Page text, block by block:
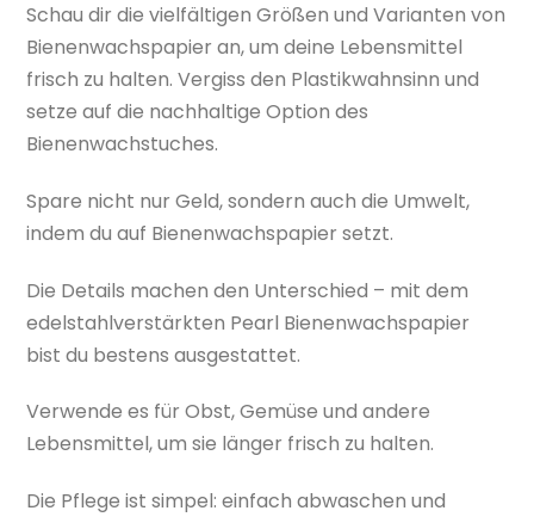
Schau dir die vielfältigen Größen und Varianten von
Bienenwachspapier an, um deine Lebensmittel
frisch zu halten. Vergiss den Plastikwahnsinn und
setze auf die nachhaltige Option des
Bienenwachstuches.
Spare nicht nur Geld, sondern auch die Umwelt,
indem du auf Bienenwachspapier setzt.
Die Details machen den Unterschied – mit dem
edelstahlverstärkten Pearl Bienenwachspapier
bist du bestens ausgestattet.
Verwende es für Obst, Gemüse und andere
Lebensmittel, um sie länger frisch zu halten.
Die Pflege ist simpel: einfach abwaschen und